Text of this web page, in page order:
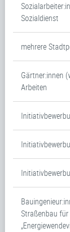
Sozialdienst
mehrere
Gärtner:innen
Arbeiten
Straßenbau